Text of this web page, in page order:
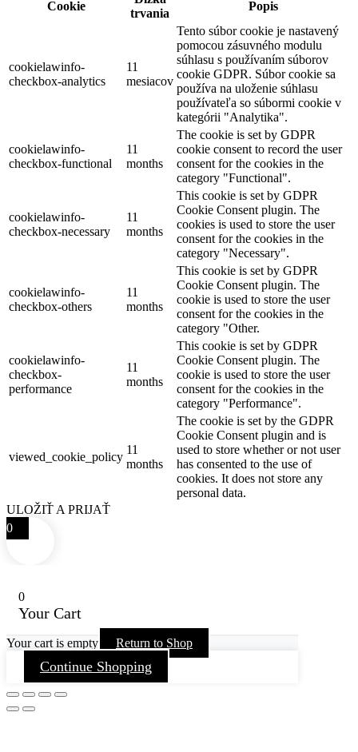
Cookie
trvania
Popis
cookielawinfo-
checkbox-analytics
11
mesiacov
Tento súbor cookie je nastavený
pomocou zásuvného modulu
súhlasu s používaním súborov
cookie GDPR. Súbor cookie sa
používa na uloženie súhlasu
používateľa so súbormi cookie v
kategórii "Analytika".
cookielawinfo-
checkbox-functional
11
months
The cookie is set by GDPR
cookie consent to record the user
consent for the cookies in the
category "Functional".
cookielawinfo-
checkbox-necessary
11
months
This cookie is set by GDPR
Cookie Consent plugin. The
cookies is used to store the user
consent for the cookies in the
category "Necessary".
cookielawinfo-
checkbox-others
11
months
This cookie is set by GDPR
Cookie Consent plugin. The
cookie is used to store the user
consent for the cookies in the
category "Other.
cookielawinfo-
checkbox-
performance
11
months
This cookie is set by GDPR
Cookie Consent plugin. The
cookie is used to store the user
consent for the cookies in the
category "Performance".
viewed_cookie_policy
11
months
The cookie is set by the GDPR
Cookie Consent plugin and is
used to store whether or not user
has consented to the use of
cookies. It does not store any
personal data.
ULOŽIŤ A PRIJAŤ
0
0
Your Cart
Your cart is empty Return to Shop
Continue Shopping